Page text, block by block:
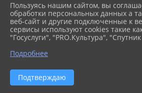
Пользуясь нашим сайтом, вы
обработки персональных данных а
веб-сайт и другие подключенные к
сервисы используют cookies такие
"Госуслуги", "PRO.Культура",
Подробнее
Подтверждаю